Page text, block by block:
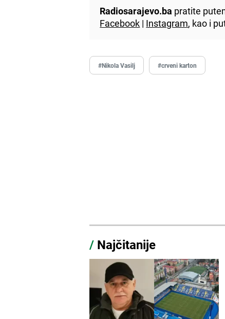
Radiosarajevo.ba pratite
Facebook | Instagram, kao i
#Nikola Vasilj #crveni karton
/ Najčitanije